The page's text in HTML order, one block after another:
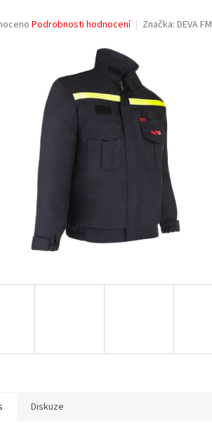
Podrobnosti hodnocení Značka: DEVA FM
Diskuze